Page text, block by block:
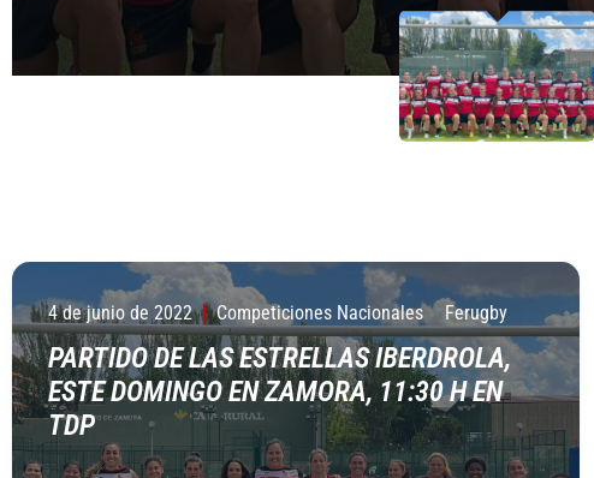
4 de junio de 2022 Competiciones Nacionales Ferugby
PARTIDO DE LAS ESTRELLAS IBERDROLA,
ESTE DOMINGO EN ZAMORA, 11:30 H EN
TDP